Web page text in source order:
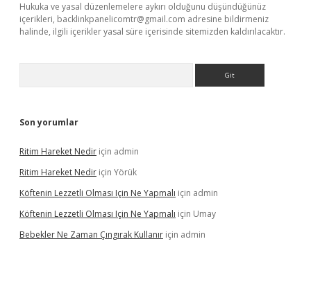
Hukuka ve yasal düzenlemelere aykırı olduğunu düşündüğünüz
içerikleri, backlinkpanelicomtr@gmail.com adresine bildirmeniz
halinde, ilgili içerikler yasal süre içerisinde sitemizden kaldırılacaktır.
Son yorumlar
Ritim Hareket Nedir için admin
Ritim Hareket Nedir için Yörük
Köftenin Lezzetli Olması Için Ne Yapmalı için admin
Köftenin Lezzetli Olması Için Ne Yapmalı için Umay
Bebekler Ne Zaman Çıngırak Kullanır için admin